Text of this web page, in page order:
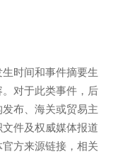
时间和事件摘要生
对于此类事件，后
布、海关或贸易主
件及权威媒体报道
方来源链接，相关